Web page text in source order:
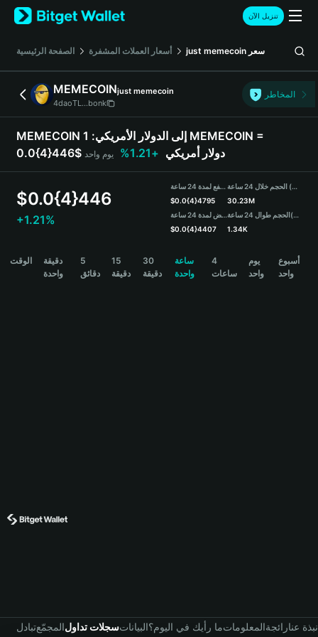
English
日本語
Русский
Español (Latinoamérica)
Türkçe
Deutsch
简体中文
Português (Portugal)
Bahasa Indonesia
বাংলা
تنزيل الآن
الصفحة الرئيسية أسعار العملات المشفرة just memecoin سعر
MEMECOINjust memecoin
4daoTL...bonk
المخاطر
MEMECOIN إلى الدولار الأمريكي: 1 MEMECOIN =
0.0{4}446$ دولار أمريكي +1.21% يوم واحد
$0.0{4}446
+1.21%
مرتفع لمدة 24 ساعة
$0.0{4}4795
منخفض لمدة 24 ساعة
$0.0{4}4407
الحجم خلال 24 ساعة (MEMECOIN)
30.23M
الحجم طوال 24 ساعة(USDT)
1.34K
الوقت
دقيقة
واحدة
5
دقائق
15
دقيقة
30
دقيقة
ساعة
واحدة
4
ساعات
يوم
واحد
أسبوع
واحد
تبادلالمجمّعسجلات تداولالبياناتما رأيك في اليوم؟المعلوماترائجةنبذة عنا